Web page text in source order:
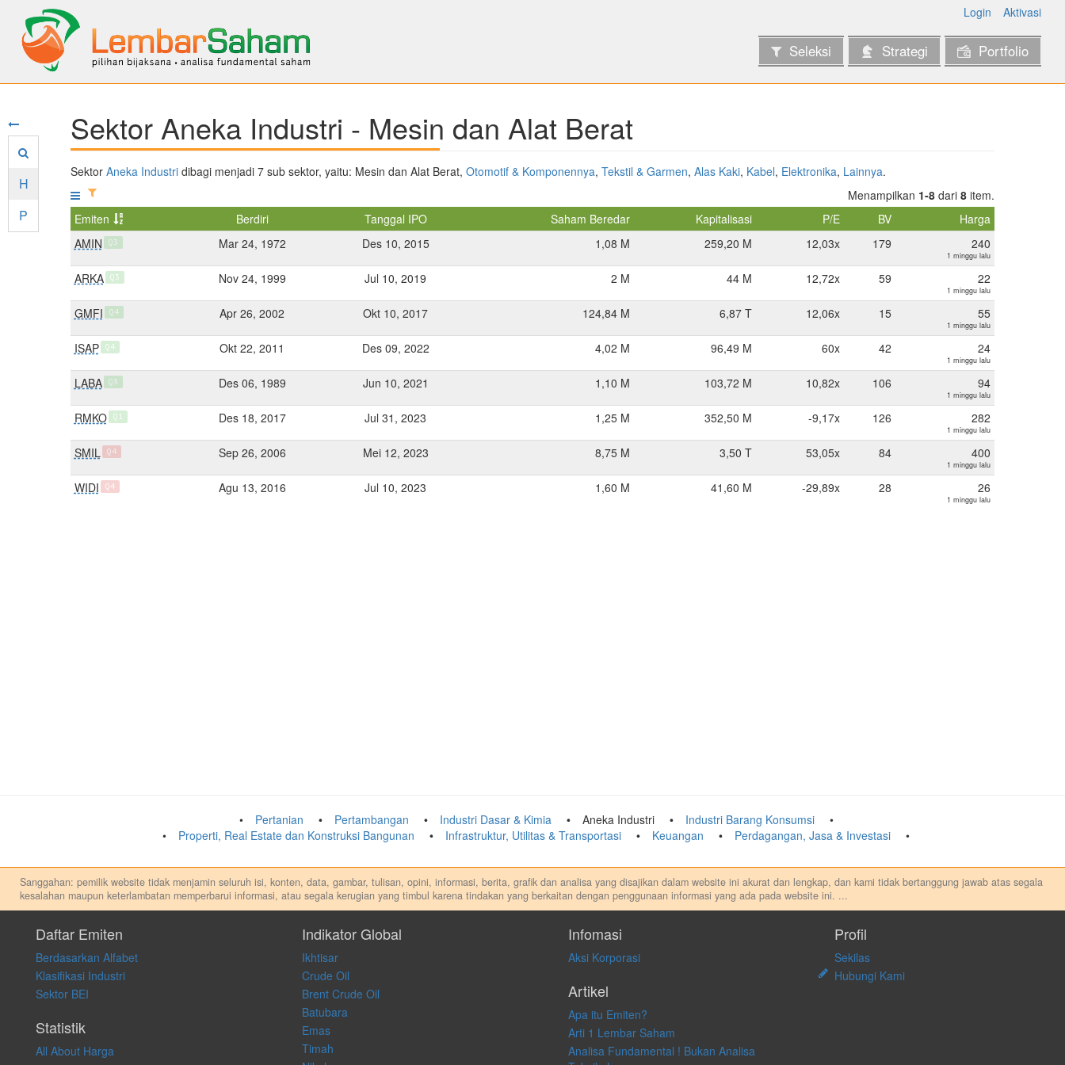
Login Aktivasi
Seleksi Strategi Portfolio
H
P
Sektor Aneka Industri - Mesin dan Alat Berat
Sektor Aneka Industridibagi menjadi 7 sub sektor, yaitu: Mesin dan Alat Berat, Otomotif & Komponennya, Tekstil & Garmen, Alas Kaki, Kabel, Elektronika, Lainnya.
Menampilkan 1-8 dari8 item.
Emiten
Berdiri Tanggal IPO Saham Beredar Kapitalisasi P/E BV
Harga
AMIN
Q3 Mar 24, 1972 Des 10, 2015 1,08 M 259,20 M 12,03x 179 240
1 minggu lalu
ARKA Q3 Nov 24, 1999 Jul 10, 2019 2 M 44 M 12,72x 59 22
1 minggu lalu
GMFI Q4 Apr 26, 2002 Okt 10, 2017 124,84 M 6,87 T 12,06x 15 55
1 minggu lalu
ISAP Q4 Okt 22, 2011 Des 09, 2022 4,02 M 96,49 M 60x 42 24
1 minggu lalu
LABA Q3 Des 06, 1989 Jun 10, 2021 1,10 M 103,72 M 10,82x 106 94
1 minggu lalu
RMKO Q1 Des 18, 2017 Jul 31, 2023 1,25 M 352,50 M -9,17x 126 282
1 minggu lalu
SMIL Q4 Sep 26, 2006 Mei 12, 2023 8,75 M 3,50 T 53,05x 84 400
1 minggu lalu
WIDI Q4 Agu 13, 2016 Jul 10, 2023 1,60 M 41,60 M -29,89x 28 26
1 minggu lalu
Pertanian Pertambangan Industri Dasar & Kimia Aneka Industri
Industri Barang Konsumsi
Properti, Real Estate dan Konstruksi Bangunan
Infrastruktur, Utilitas & Transportasi Keuangan Perdagangan, Jasa & Investasi
Sanggahan: pemilik website tidak menjamin seluruh isi, konten, data, gambar, tulisan, opini, informasi, berita, grafik dan analisa yang disajikan dalam website ini akurat dan lengkap, dan kami tidak bertanggung jawab atas segala
kesalahan maupun keterlambatan memperbarui informasi, atau segala kerugian yang timbul karena tindakan yang berkaitan dengan penggunaan informasi yang ada pada website ini. ...
apapun, dan kami tidak bertanggung jawab atas keputusan investasi yang dilakukan dalam kondisi dan situasi apapun juga, yang diakibatkan secara langsung maupun tidak langsung atas konten pada website ini.
Daftar Emiten
Berdasarkan Alfabet
Klasifikasi Industri
Sektor BEI
Statistik
All About Harga
Indikator Global
Ikhtisar
Crude Oil
Brent Crude Oil
Batubara
Emas
Timah
Infomasi
Aksi Korporasi
Artikel
Apa itu Emiten?
Arti 1 Lembar Saham
Analisa Fundamental ! Bukan Analisa
Profil
Sekilas
Hubungi Kami